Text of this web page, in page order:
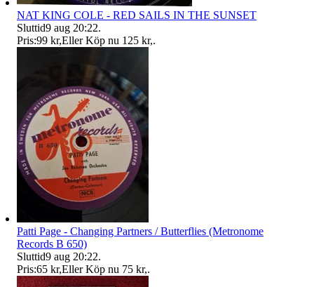
NAT KING COLE - RED SAILS IN THE SUNSET
Sluttid9 aug 20:22.
Pris:99 kr,Eller Köp nu 125 kr,.
Patti Page - Changing Partners / Butterflies (Metronome
Records B 650)
Sluttid9 aug 20:22.
Pris:65 kr,Eller Köp nu 75 kr,.